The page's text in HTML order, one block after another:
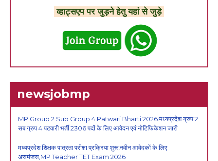
व्हाट्सएप पर जुड़ने हेतु यहां से जुड़े
newsjobmp
MP Group 2 Sub Group 4 Patwari Bharti 2026:मध्यप्रदेश ग्रुप 2
सब ग्रुप 4 पटवारी भर्ती 2306 पदों के लिए आवेदन एवं नोटिफिकेशन जारी
मध्यप्रदेश शिक्षक पात्रता परीक्षा प्रक्रिया शुरू,नवीन आवेदकों के लिए
असमंजस,MP Teacher TET Exam 2026